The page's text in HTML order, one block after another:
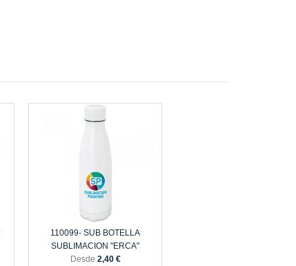
110099- SUB BOTELLA
SUBLIMACION "ERCA"
Desde 2,40 €